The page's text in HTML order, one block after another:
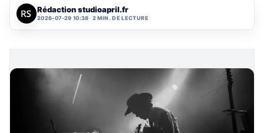
Rédaction studioapril.fr
2026-07-29 10:38 2 MIN. DE LECTURE